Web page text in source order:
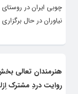
چوبی ایران در روستای
نیاوران در حال
هنرمندان تعالی
روایت دردِ مشترک